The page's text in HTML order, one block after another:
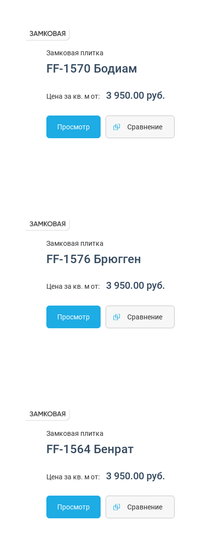
Замковая плитка
FF-1570 Бодиам
Цена за кв. м от: 3 950.00 руб.
Просмотр Cравнение
Замковая плитка
FF-1576 Брюгген
Цена за кв. м от: 3 950.00 руб.
Просмотр Cравнение
Замковая плитка
FF-1564 Бенрат
Цена за кв. м от: 3 950.00 руб.
Просмотр Cравнение